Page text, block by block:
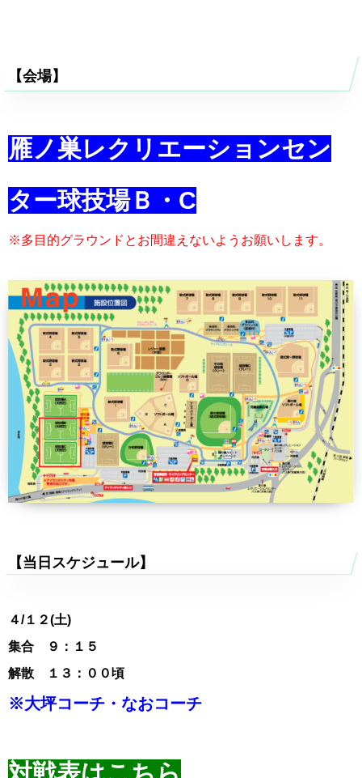
【会場】
雁ノ巣レクリエーションセン
ター球技場Ｂ・C
※多目的グラウンドとお間違えないようお願いします。
【当日スケジュール】
４/１２(土)
集合 ９ ：１５
解散 １３：００頃
※大坪コーチ・なおコーチ